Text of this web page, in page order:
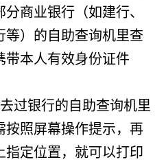
商业银行（如建行、
）的自助查询机里查
本人有效身份证件
过银行的自助查询机里
照屏幕操作提示，再
定位置，就可以打印